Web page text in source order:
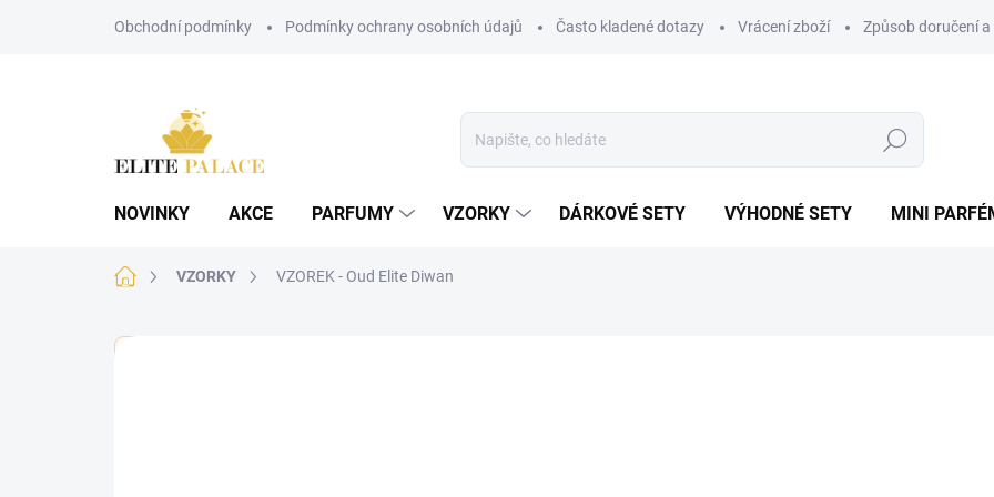
Obchodní podmínky Podmínky ochrany osobních údajů Často kladené dotazy Vrácení zboží Způsob doručení a
Hledat
NOVINKY AKCE PARFUMY VZORKY DÁRKOVÉ SETY VÝHODNÉ SETY MINI
Domů VZORKY VZOREK - Oud Elite Diwan